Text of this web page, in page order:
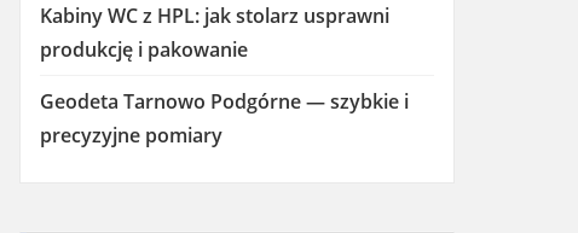
Kabiny WC z HPL: jak stolarz usprawni
produkcję i pakowanie
Geodeta Tarnowo Podgórne — szybkie i
precyzyjne pomiary